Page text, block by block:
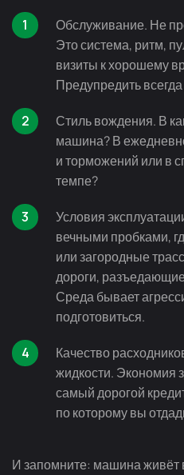
Обслуживание. Не
Это система, ритм,
визиты к хорошему
Предупредить
Стиль вождения. В
машина? В
и торможений или в
темпе?
Условия
вечными пробками,
или загородные
дороги,
Среда бывает
подготовиться.
Качество
жидкости. Экономия
самый дорогой
по которому вы
И запомните: машина живёт